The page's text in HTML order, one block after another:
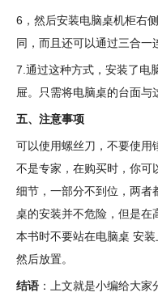
6，然后安装电脑桌机柜右
同，而且还可以通过三合一
7.通过这种方式，安装了电
屉。只需将电脑桌的台面与
五、注意事项
可以使用螺丝刀，不要使用
不是专家，在购买时，你可
细节，一部分不到位，两者
桌的安装并不危险，但是在
本书时不要站在电脑桌 安
然后放置。
结语 ：上文就是小编给大